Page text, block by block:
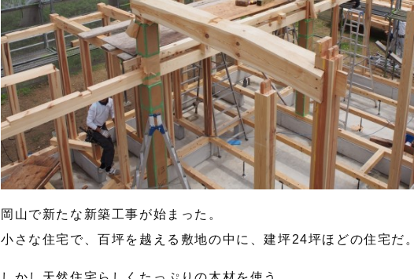
岡山で新たな新築工事が始まった。
小さな住宅で、百坪を越える敷地の中に、建坪24坪ほどの住宅だ。